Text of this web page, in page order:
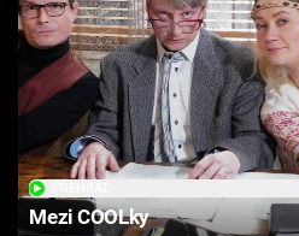
Mezi COOLky